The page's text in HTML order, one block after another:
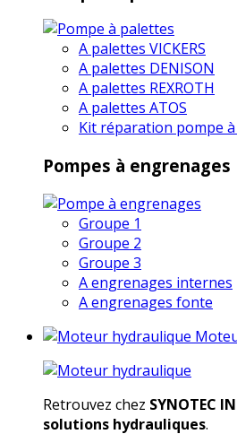
A palettes VICKERS
A palettes DENISON
A palettes REXROTH
A palettes ATOS
Kit réparation pompe
Pompes à engrenages
Groupe 1
Groupe 2
Groupe 3
A engrenages internes
A engrenages fonte
Retrouvez chez SYNOTEC
solutions hydrauliques.